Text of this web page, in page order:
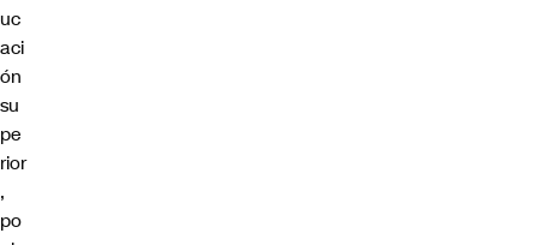
uc
aci
ón
su
pe
rior
,
po